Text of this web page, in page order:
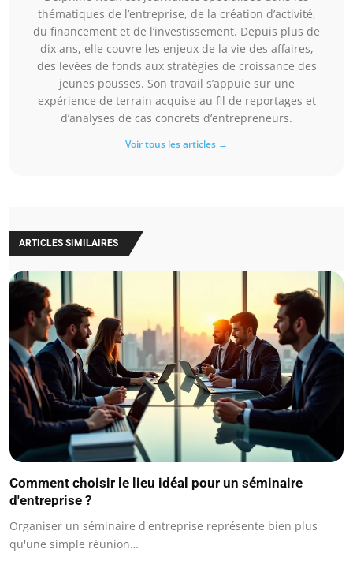
thématiques de l’entreprise, de la création d’activité,
du financement et de l’investissement. Depuis plus de
dix ans, elle couvre les enjeux de la vie des affaires,
des levées de fonds aux stratégies de croissance des
jeunes pousses. Son travail s’appuie sur une
expérience de terrain acquise au fil de reportages et
d’analyses de cas concrets d’entrepreneurs.
Voir tous les articles →
ARTICLES SIMILAIRES
Comment choisir le lieu idéal pour un séminaire
d'entreprise ?
Organiser un séminaire d'entreprise représente bien plus
qu'une simple réunion…